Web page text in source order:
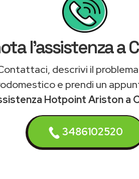
l'assistenza a
descrivi il
e prendi un
Hotpoint Ariston a
3486102520